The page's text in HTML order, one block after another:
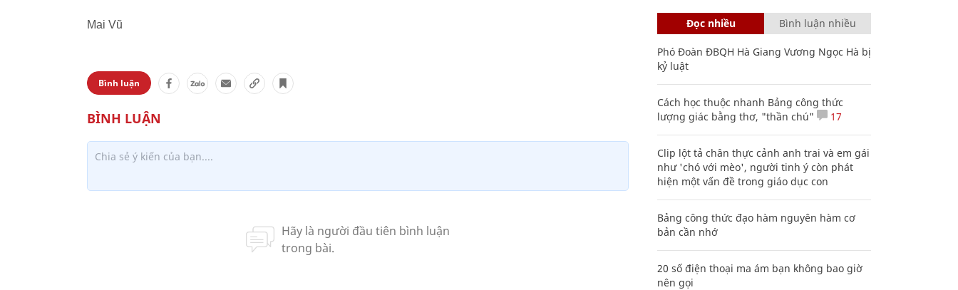
Mai Vũ
Bình luận
Đọc nhiều Bình luận nhiều
Phó Đoàn ĐBQH Hà Giang Vương Ngọc Hà bị
kỷ luật
Cách học thuộc nhanh Bảng công thức
lượng giác bằng thơ, "thần chú"
17
Clip lột tả chân thực cảnh anh trai và em gái
như 'chó với mèo', người tinh ý còn phát
hiện một vấn đề trong giáo dục con
Bảng công thức đạo hàm nguyên hàm cơ
bản cần nhớ
20 số điện thoại ma ám bạn không bao giờ
nên gọi